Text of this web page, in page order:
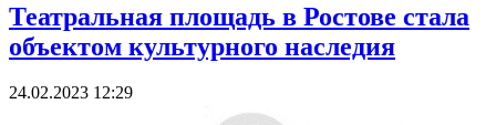
Театральная площадь в Ростове стала
объектом культурного наследия
24.02.2023 12:29